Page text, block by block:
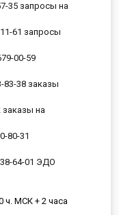
35 запросы на
61 запросы
00-59
83-38 заказы
заказы на
80-31
64-01 ЭДО
ч. МСК + 2 часа